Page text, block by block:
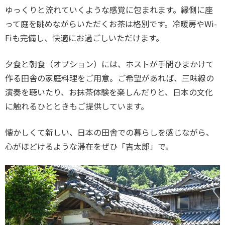
ゆっくりと流れていくような感覚に包まれます。縁側に座
って庭を眺めながらいただくお茶は格別です。冷暖房やWi-
Fiも完備し、快適にお過ごしいただけます。
夕食と朝食（オプション）には、ホストが手間ひまかけて
作る田舎の家庭料理をご用意。ご希望があれば、三味線の
演奏を聴いたり、お抹茶体験を楽しんだりと、日本の文化
に触れるひとときもご提供しています。
懐かしくて新しい、日本の田舎での暮らしを感じながら、
心がほどけるような滞在をぜひ「吉太郎」で。